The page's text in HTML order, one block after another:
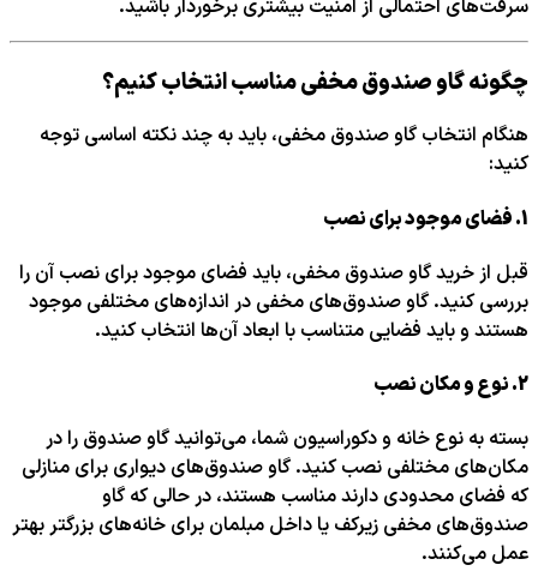
سرقت‌های احتمالی از امنیت بیشتری برخوردار باشید.
چگونه گاو صندوق مخفی مناسب انتخاب کنیم؟
هنگام انتخاب گاو صندوق مخفی، باید به چند نکته اساسی توجه
کنید:
1. فضای موجود برای نصب
قبل از خرید گاو صندوق مخفی، باید فضای موجود برای نصب آن را
بررسی کنید. گاو صندوق‌های مخفی در اندازه‌های مختلفی موجود
هستند و باید فضایی متناسب با ابعاد آن‌ها انتخاب کنید.
2. نوع و مکان نصب
بسته به نوع خانه و دکوراسیون شما، می‌توانید گاو صندوق را در
مکان‌های مختلفی نصب کنید. گاو صندوق‌های دیواری برای منازلی
که فضای محدودی دارند مناسب هستند، در حالی که گاو
صندوق‌های مخفی زیرکف یا داخل مبلمان برای خانه‌های بزرگتر بهتر
عمل می‌کنند.